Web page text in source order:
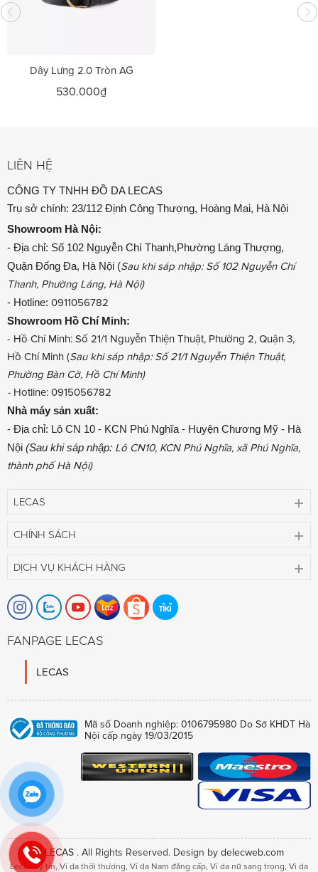
Dây Lưng 2.0 Tròn AG
530.000₫
LIÊN HỆ
CÔNG TY TNHH ĐỒ DA LECAS
Trụ sở chính: 23/112 Định Công Thượng, Hoàng Mai, Hà Nội
Showroom Hà Nội:
- Địa chỉ: Số 102 Nguyễn Chí Thanh,Phường Láng Thượng,
Quận Đống Đa, Hà Nội (Sau khi sáp nhập: Số 102 Nguyễn Chí
Thanh, Phường Láng, Hà Nội)
- Hotline: 0911056782
Showroom Hồ Chí Minh:
- Hồ Chí Minh: Số 21/1 Nguyễn Thiện Thuật, Phường 2, Quận 3,
Hồ Chí Minh (Sau khi sáp nhập: Số 21/1 Nguyễn Thiện Thuật,
Phường Bàn Cờ, Hồ Chí Minh)
- Hotline: 0915056782
Nhà máy sản xuất:
- Địa chỉ: Lô CN 10 - KCN Phú Nghĩa - Huyện Chương Mỹ - Hà
Nội (Sau khi sáp nhập: Lô CN10, KCN Phú Nghĩa, xã Phú Nghĩa,
thành phố Hà Nội)
LECAS
CHÍNH SÁCH
DỊCH VỤ KHÁCH HÀNG
FANPAGE LECAS
Mã số Doanh nghiệp: 0106795980 Do Sở KHDT Hà
©
Lecas uy tín ,Ví da thời thượng ,Ví da Nam đẳng cấp , Ví da nữ sang trọng
chất lượng số 1
Hàng chuẩn Việt Nam Lecas khắc chữ trên da